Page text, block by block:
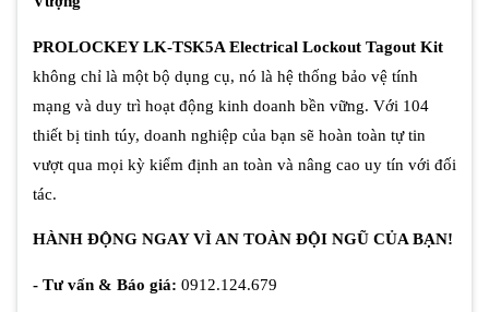
PROLOCKEY LK-TSK5A Electrical Lockout Tagout Kit
không chỉ là một bộ dụng cụ, nó là hệ thống bảo vệ tính
mạng và duy trì hoạt động kinh doanh bền vững. Với 104
thiết bị tinh túy, doanh nghiệp của bạn sẽ hoàn toàn tự tin
vượt qua mọi kỳ kiểm định an toàn và nâng cao uy tín với đối
tác.
HÀNH ĐỘNG NGAY VÌ AN TOÀN ĐỘI NGŨ CỦA BẠN!
- Tư vấn & Báo giá: 0912.124.679